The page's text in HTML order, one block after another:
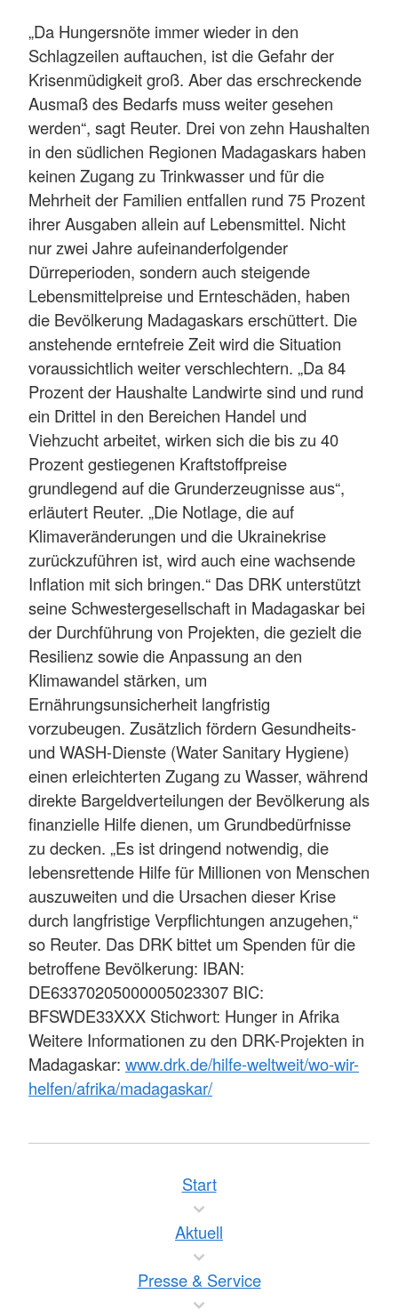
„Da Hungersnöte immer wieder in den
Schlagzeilen auftauchen, ist die Gefahr der
Krisenmüdigkeit groß. Aber das erschreckende
Ausmaß des Bedarfs muss weiter gesehen
werden“, sagt Reuter. Drei von zehn Haushalten
in den südlichen Regionen Madagaskars haben
keinen Zugang zu Trinkwasser und für die
Mehrheit der Familien entfallen rund 75 Prozent
ihrer Ausgaben allein auf Lebensmittel. Nicht
nur zwei Jahre aufeinanderfolgender
Dürreperioden, sondern auch steigende
Lebensmittelpreise und Ernteschäden, haben
die Bevölkerung Madagaskars erschüttert. Die
anstehende erntefreie Zeit wird die Situation
voraussichtlich weiter verschlechtern. „Da 84
Prozent der Haushalte Landwirte sind und rund
ein Drittel in den Bereichen Handel und
Viehzucht arbeitet, wirken sich die bis zu 40
Prozent gestiegenen Kraftstoffpreise
grundlegend auf die Grunderzeugnisse aus“,
erläutert Reuter. „Die Notlage, die auf
Klimaveränderungen und die Ukrainekrise
zurückzuführen ist, wird auch eine wachsende
Inflation mit sich bringen.“ Das DRK unterstützt
seine Schwestergesellschaft in Madagaskar bei
der Durchführung von Projekten, die gezielt die
Resilienz sowie die Anpassung an den
Klimawandel stärken, um
Ernährungsunsicherheit langfristig
vorzubeugen. Zusätzlich fördern Gesundheits-
und WASH-Dienste (Water Sanitary Hygiene)
einen erleichterten Zugang zu Wasser, während
direkte Bargeldverteilungen der Bevölkerung als
finanzielle Hilfe dienen, um Grundbedürfnisse
zu decken. „Es ist dringend notwendig, die
lebensrettende Hilfe für Millionen von Menschen
auszuweiten und die Ursachen dieser Krise
durch langfristige Verpflichtungen anzugehen,“
so Reuter. Das DRK bittet um Spenden für die
betroffene Bevölkerung: IBAN:
DE63370205000005023307 BIC:
BFSWDE33XXX Stichwort: Hunger in Afrika
Weitere Informationen zu den DRK-Projekten in
Madagaskar: www.drk.de/hilfe-weltweit/wo-wir-
helfen/afrika/madagaskar/
Start
Aktuell
Presse & Service